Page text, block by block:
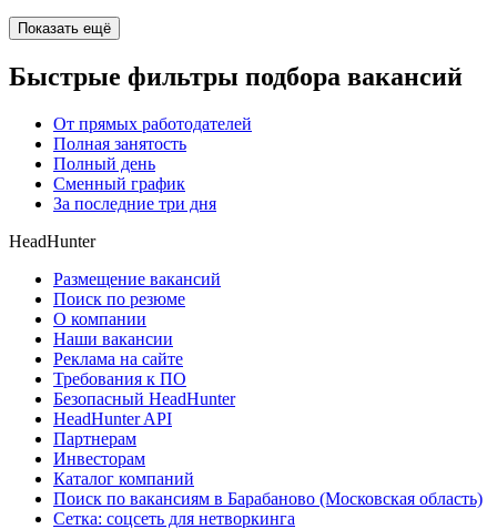
Показать ещё
Быстрые фильтры подбора вакансий
От прямых работодателей
Полная занятость
Полный день
Сменный график
За последние три дня
HeadHunter
Размещение вакансий
Поиск по резюме
О компании
Наши вакансии
Реклама на сайте
Требования к ПО
Безопасный HeadHunter
HeadHunter API
Партнерам
Инвесторам
Каталог компаний
Поиск по вакансиям в Барабаново (Московская область)
Сетка: соцсеть для нетворкинга